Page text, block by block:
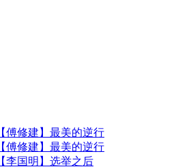
【傅修建】最美的逆行
【傅修建】最美的逆行
【李国明】选举之后